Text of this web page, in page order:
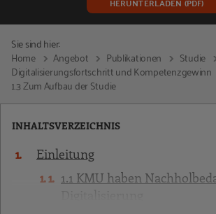
Sie sind hier:
Home
Angebot Publikationen Studie
Digitalisierungsfortschritt und Kompetenzgewinn
1.3 Zum Aufbau der Studie
INHALTSVERZEICHNIS
Einleitung
1.1 KMU haben